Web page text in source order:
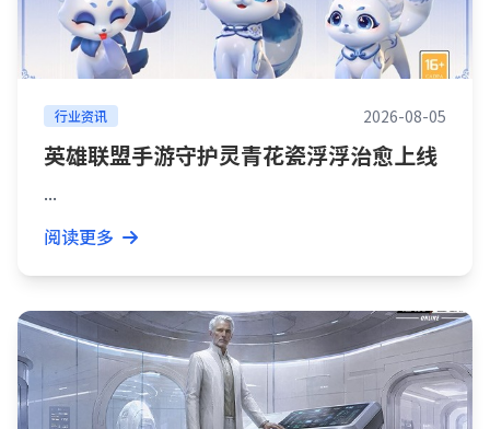
行业资讯 2026-08-05
英雄联盟手游守护灵青花瓷浮浮治愈上线
...
阅读更多